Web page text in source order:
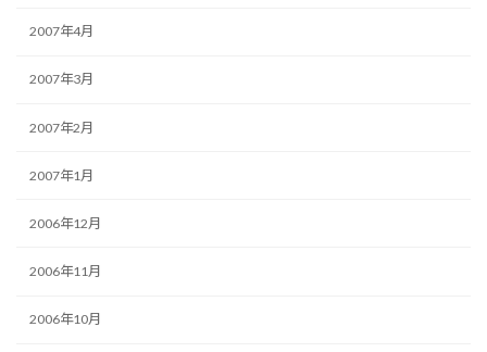
2007年4月
2007年3月
2007年2月
2007年1月
2006年12月
2006年11月
2006年10月